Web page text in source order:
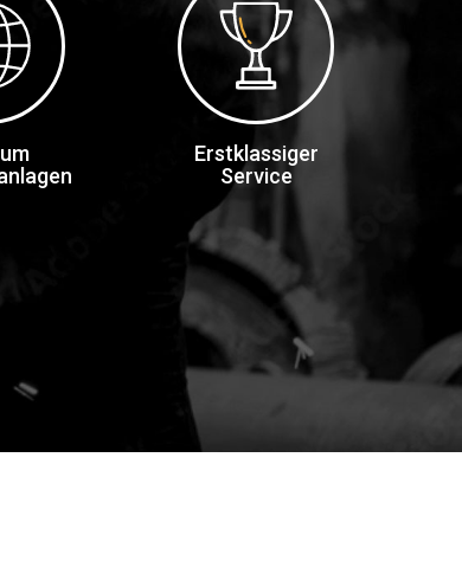
Erstklassiger
Service